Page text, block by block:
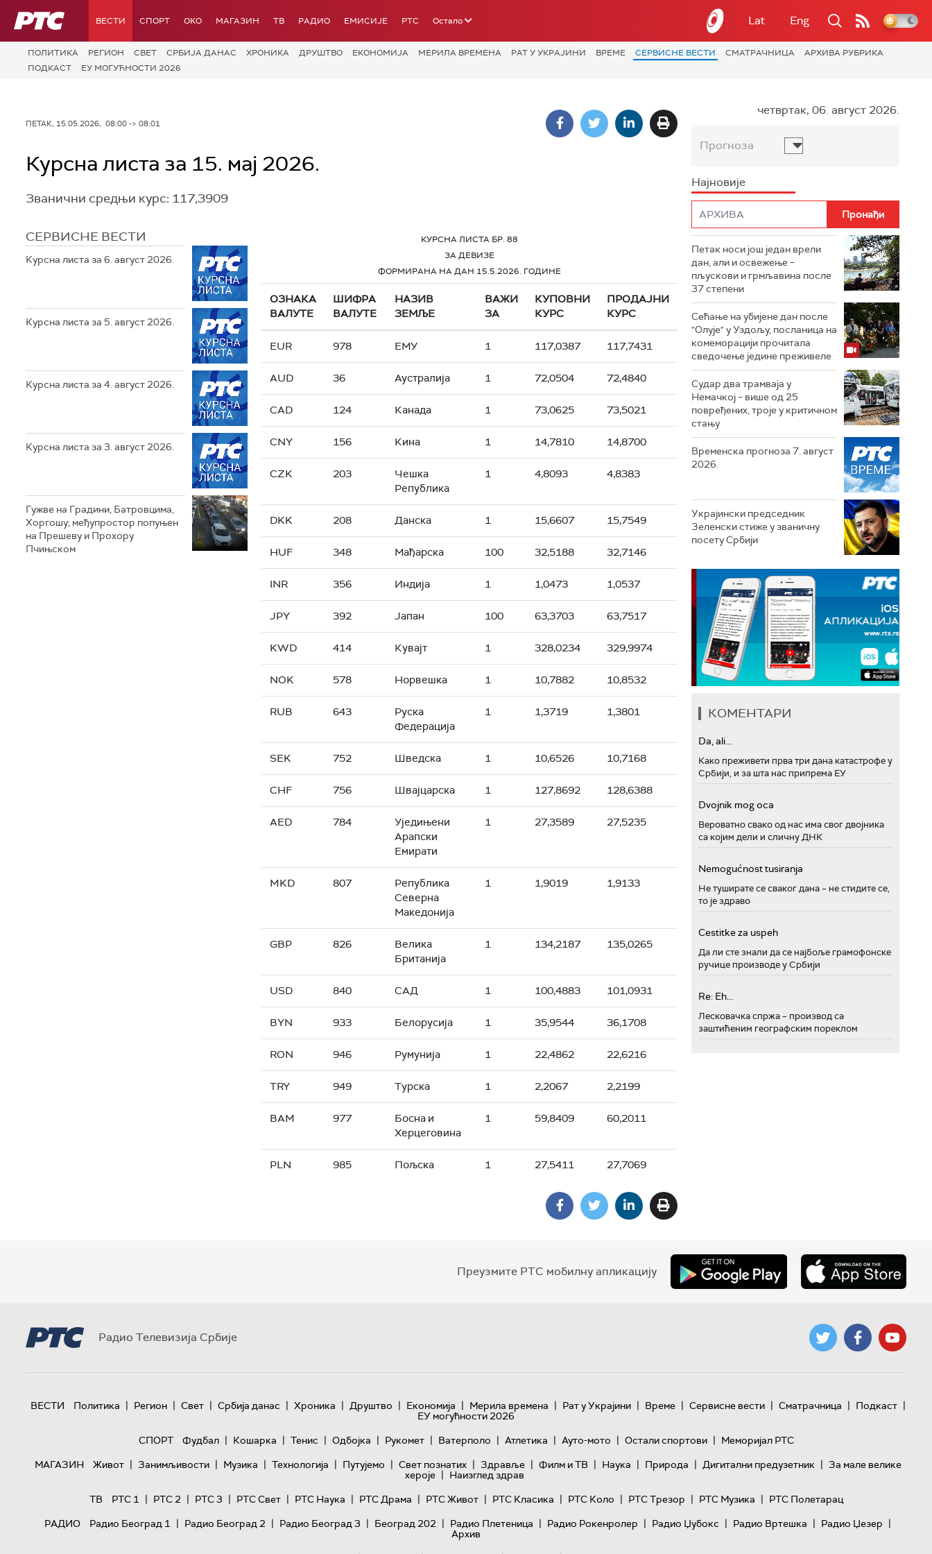
РТС ВЕСТИ СПОРТ OKO МАГАЗИН ТВ РАДИО ЕМИСИЈЕ РТС Остало Lat Eng
ПОЛИТИКА РЕГИОН СВЕТ СРБИЈА ДАНАС ХРОНИКА ДРУШТВО ЕКОНОМИЈА МЕРИЛА ВРЕМЕНА РАТ У УКРАЈИНИ ВРЕМЕ СЕРВИСНЕ ВЕСТИ СМАТРАЧНИЦА
АРХИВА РУБРИКА
ПОДКАСТ
ЕУ МОГУЋНОСТИ 2026
ПЕТАК, 15.05.2026, 08:00 -> 08:01
Курсна листа за 15. мај 2026.
Званични средњи курс: 117,3909
СЕРВИСНЕ ВЕСТИ
Курсна листа за 6. август 2026.
Курсна листа за 5. август 2026.
Курсна листа за 4. август 2026.
Курсна листа за 3. август 2026.
Гужве на Градини, Батровцима,
Хоргошу; међупростор попуњен
на Прешеву и Прохору
Пчињском
КУРСНА ЛИСТА БР. 88
ЗА ДЕВИЗЕ
ФОРМИРАНА НА ДАН 15.5.2026. ГОДИНЕ
ОЗНАКА
ВАЛУТЕ
ШИФРА
ВАЛУТЕ
НАЗИВ
ЗЕМЉЕ
ВАЖИ
ЗА
КУПОВНИ
КУРС
ПРОДАЈНИ
КУРС
EUR 978 ЕМУ 1 117,0387 117,7431
AUD 36 Аустралија 1 72,0504 72,4840
CAD 124 Канада 1 73,0625 73,5021
CNY 156 Кина 1 14,7810 14,8700
CZK 203
Чешка
Република
1 4,8093 4,8383
DKK 208 Данска 1 15,6607 15,7549
HUF 348 Мађарска 100 32,5188 32,7146
INR 356 Индија 1 1,0473 1,0537
JPY 392 Јапан 100 63,3703 63,7517
KWD 414 Кувајт 1 328,0234 329,9974
NOK 578 Норвешка 1 10,7882 10,8532
RUB 643
Руска
Федерација
1 1,3719 1,3801
SEK 752 Шведска 1 10,6526 10,7168
CHF 756 Швајцарска 1 127,8692 128,6388
AED 784
Уједињени
Арапски
Емирати
1 27,3589 27,5235
MKD 807
Република
Северна
Македонија
1 1,9019 1,9133
GBP 826
Велика
Британија
1 134,2187 135,0265
USD 840 САД 1 100,4883 101,0931
BYN 933 Белорусија 1 35,9544 36,1708
RON 946 Румунија 1 22,4862 22,6216
TRY 949 Турска 1 2,2067 2,2199
BAM 977
Босна и
Херцеговина
1 59,8409 60,2011
PLN 985 Пољска 1 27,5411 27,7069
четвртак, 06. август 2026.
Прогноза
Најновије
Петак носи још један врели
дан, али и освежење –
пљускови и грмљавина после
37 степени
Сећање на убијене дан после
"Олује" у Уздољу, посланица на
комеморацији прочитала
сведочење једине преживеле
Судар два трамваја у
Немачкој – више од 25
повређених, троје у критичном
стању
Временска прогноза 7. август
2026.
Украјински председник
Зеленски стиже у званичну
посету Србији
КОМЕНТАРИ
Da, ali...
Како преживети прва три дана катастрофе у
Србији, и за шта нас припрема ЕУ
Dvojnik mog oca
Вероватно свако од нас има свог двојника
са којим дели и сличну ДНК
Nemogućnost tusiranja
Не туширате се сваког дана – не стидите се,
то је здраво
Cestitke za uspeh
Да ли сте знали да се најбоље грамофонске
ручице производе у Србији
Re: Eh...
Лесковачка спржа – производ са
заштићеним географским пореклом
Преузмите РТС мобилну апликацију
Радио Телевизија Србије
ВЕСТИ Политика | Регион | Свет | Србија данас | Хроника | Друштво | Економија | Мерила времена | Рат у Украјини | Време | Сервисне вести | Сматрачница | Подкаст |
ЕУ могућности 2026
СПОРТ
Фудбал | Кошарка | Тенис | Одбојка | Рукомет | Ватерполо | Атлетика | Ауто-мото | Остали спортови | Меморијал РТС
МАГАЗИН
Живот | Занимљивости | Музика | Технологијa | Путујемо | Свет познатих | Здравље | Филм и ТВ | Наука | Природа | Дигитални предузетник | За мале велике
хероје | Наизглед здрав
ТВ
РТС 1 | РТС 2 | РТС 3 | РТС Свет | РТС Наука | РТС Драма | РТС Живот | РТС Класика | РТС Коло | РТС Трезор | РТС Музика | РТС Полетарац
РАДИО
Радио Београд 1 | Радио Београд 2 | Радио Београд 3 | Београд 202 | Радио Плетеница | Радио Рокенролер | Радио Џубокс | Радио Вртешка | Радио Џезер |
Архив